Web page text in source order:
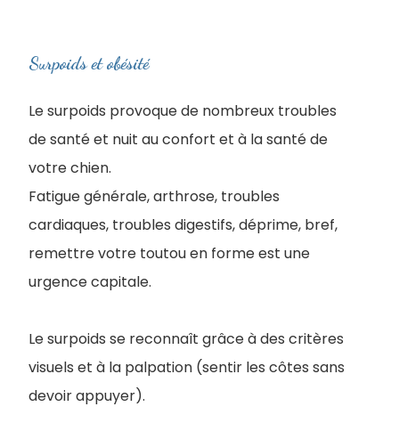
Surpoids et obésité
Le surpoids provoque de nombreux troubles
de santé et nuit au confort et à la santé de
votre chien.
Fatigue générale, arthrose, troubles
cardiaques, troubles digestifs, déprime, bref,
remettre votre toutou en forme est une
urgence capitale.
Le surpoids se reconnaît grâce à des critères
visuels et à la palpation (sentir les côtes sans
devoir appuyer).